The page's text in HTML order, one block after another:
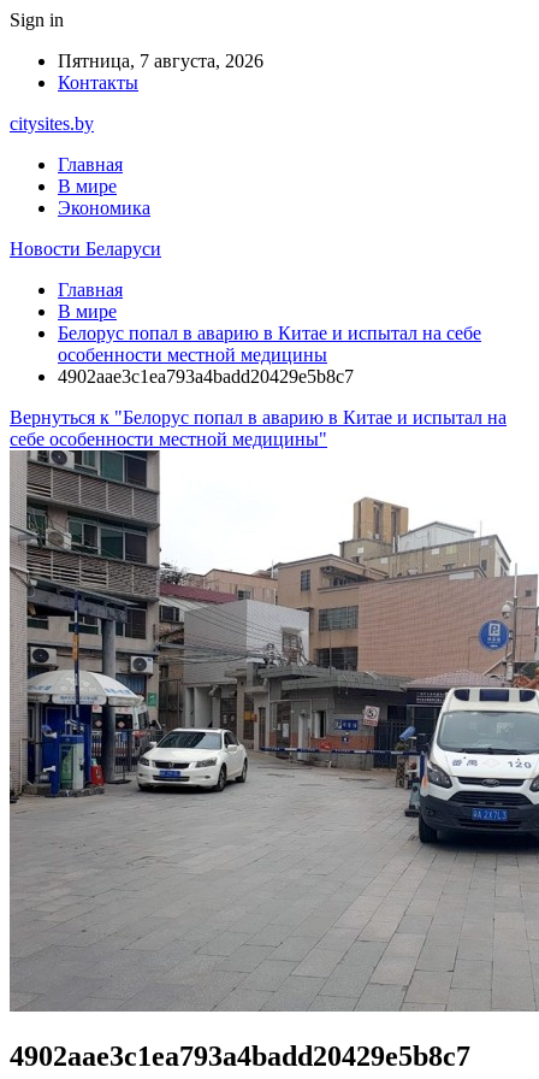
Sign in
Пятница, 7 августа, 2026
Контакты
citysites.by
Главная
В мире
Экономика
Новости Беларуси
Главная
В мире
Белорус попал в аварию в Китае и испытал на себе
особенности местной медицины
4902aae3c1ea793a4badd20429e5b8c7
Вернуться к "Белорус попал в аварию в Китае и испытал на
себе особенности местной медицины"
4902aae3c1ea793a4badd20429e5b8c7